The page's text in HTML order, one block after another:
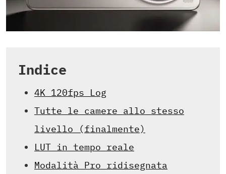
Indice
4K 120fps Log
Tutte le camere allo stesso
livello (finalmente)
LUT in tempo reale
Modalità Pro ridisegnata